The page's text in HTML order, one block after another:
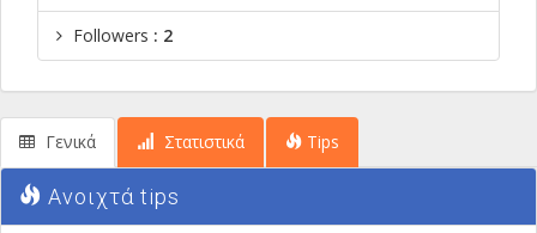
Followers : 2
Γενικά Στατιστικά Tips
Ανοιχτά tips